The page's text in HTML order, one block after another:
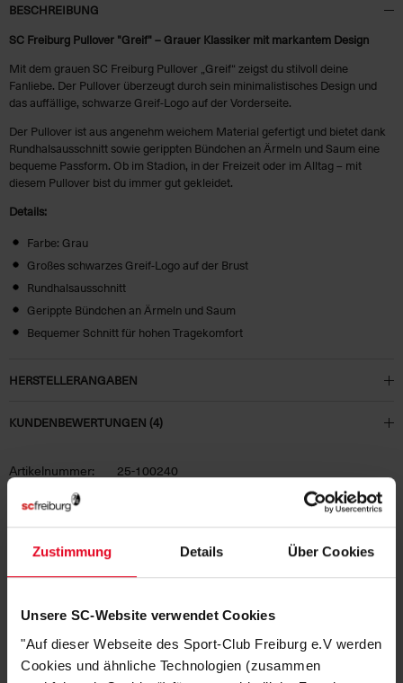
Zustimmung Details Über Cookies
Unsere SC-Website verwendet Cookies
"Auf dieser Webseite des Sport-Club Freiburg e.V werden
Cookies und ähnliche Technologien (zusammen
BESCHREIBUNG
SC Freiburg Pullover "Greif" – Grauer Klassiker mit markantem Design
Mit dem grauen SC Freiburg Pullover „Greif“ zeigst du stilvoll deine
Fanliebe. Der Pullover überzeugt durch sein minimalistisches Design und
das auffällige, schwarze Greif-Logo auf der Vorderseite.
Der Pullover ist aus angenehm weichem Material gefertigt und bietet dank
Rundhalsausschnitt sowie gerippten Bündchen an Ärmeln und Saum eine
bequeme Passform. Ob im Stadion, in der Freizeit oder im Alltag – mit
diesem Pullover bist du immer gut gekleidet.
Details:
Farbe: Grau
Großes schwarzes Greif-Logo auf der Brust
Rundhalsausschnitt
Gerippte Bündchen an Ärmeln und Saum
Bequemer Schnitt für hohen Tragekomfort
HERSTELLERANGABEN
KUNDENBEWERTUNGEN (4)
Artikelnummer: 25-100240
Logistiknummer:
DAS KÖNNTE DIR AUCH
GEFALLEN